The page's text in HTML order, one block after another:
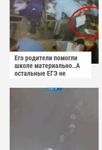
Его родители помогли
школе материально..А
остальные ЕГЭ не